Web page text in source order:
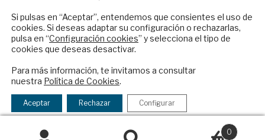
Informe Semanal de Política Exterior
Afkar/Ideas
© 2026 - Fundación Análisis de Política
Exterior. Todos los derechos reservados
Legal|Política de Privacidad y de Cookies
0
Financiado por el Programa KIT Digital. Plan de
Si pulsas en “Aceptar”, entendemos que consientes el uso de
cookies. Si deseas adaptar su configuración o rechazarlas,
pulsa en “Configuración cookies” y selecciona el tipo de
cookies que deseas desactivar.
Para más información, te invitamos a consultar
nuestra Política de Cookies.
Aceptar Rechazar Configurar
reciba en su correo el mejor análisis
internacional en español.
Checkbox
acepto
la
política
política de privacidad